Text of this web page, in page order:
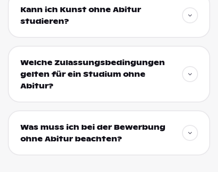
Kann ich Kunst ohne Abitur
studieren?
Welche Zulassungsbedingungen
gelten für ein Studium ohne
Abitur?
Was muss ich bei der Bewerbung
ohne Abitur beachten?